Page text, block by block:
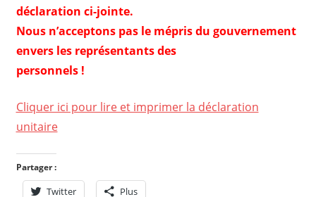
déclaration ci-jointe.
Nous n’acceptons pas le mépris du gouvernement
envers les représentants des
personnels !
Cliquer ici pour lire et imprimer la déclaration
unitaire
Partager :
Twitter Plus